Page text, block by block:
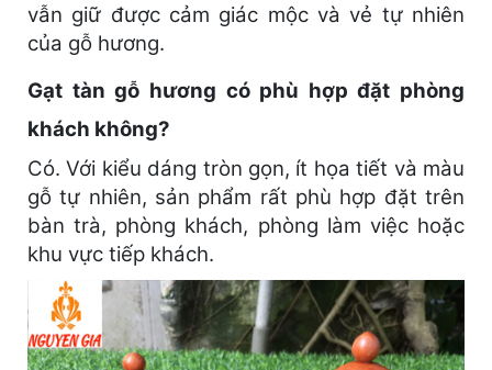
vẫn giữ được cảm giác mộc và vẻ tự nhiên
của gỗ hương.
Gạt tàn gỗ hương có phù hợp đặt phòng
khách không?
Có. Với kiểu dáng tròn gọn, ít họa tiết và màu
gỗ tự nhiên, sản phẩm rất phù hợp đặt trên
bàn trà, phòng khách, phòng làm việc hoặc
khu vực tiếp khách.